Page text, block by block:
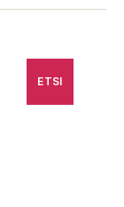
ETSI